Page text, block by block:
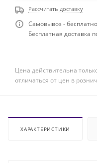
Рассчитать доставку
Самовывоз - бесплатно
Бесплатная доставка
Цена действительна
отличаться от цен в
ХАРАКТЕРИСТИКИ